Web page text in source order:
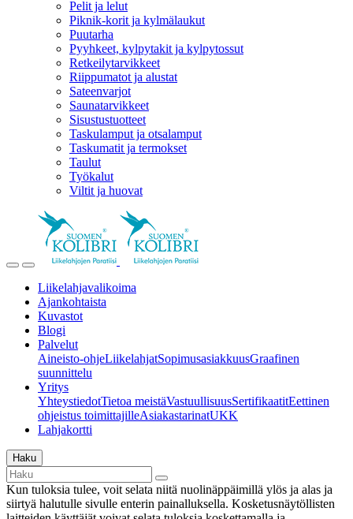
Pelit ja lelut
Piknik-korit ja kylmälaukut
Puutarha
Pyyhkeet, kylpytakit ja kylpytossut
Retkeilytarvikkeet
Riippumatot ja alustat
Sateenvarjot
Saunatarvikkeet
Sisustustuotteet
Taskulamput ja otsalamput
Taskumatit ja termokset
Taulut
Työkalut
Viltit ja huovat
Liikelahjavalikoima
Ajankohtaista
Kuvastot
Blogi
Palvelut
Aineisto-ohjeLiikelahjatSopimusasiakkuusGraafinen
suunnittelu
Yritys
YhteystiedotTietoa meistäVastuullisuusSertifikaatitEettinen
ohjeistus toimittajilleAsiakastarinatUKK
Lahjakortti
Haku
Kun tuloksia tulee, voit selata niitä nuolinäppäimillä ylös ja alas ja
siirtyä halutulle sivulle enterin painalluksella. Kosketusnäytöllisten